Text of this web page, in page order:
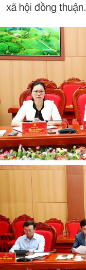
xã hội đồng thuận.